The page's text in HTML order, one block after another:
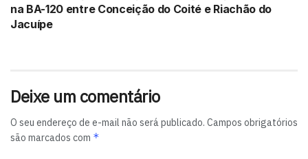
na BA-120 entre Conceição do Coité e Riachão do
Jacuípe
Deixe um comentário
O seu endereço de e-mail não será publicado. Campos obrigatórios
são marcados com *